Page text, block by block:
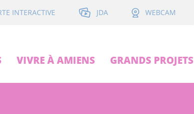
INTERACTIVE JDA WEBCAM
VIVRE À AMIENS GRANDS PROJETS